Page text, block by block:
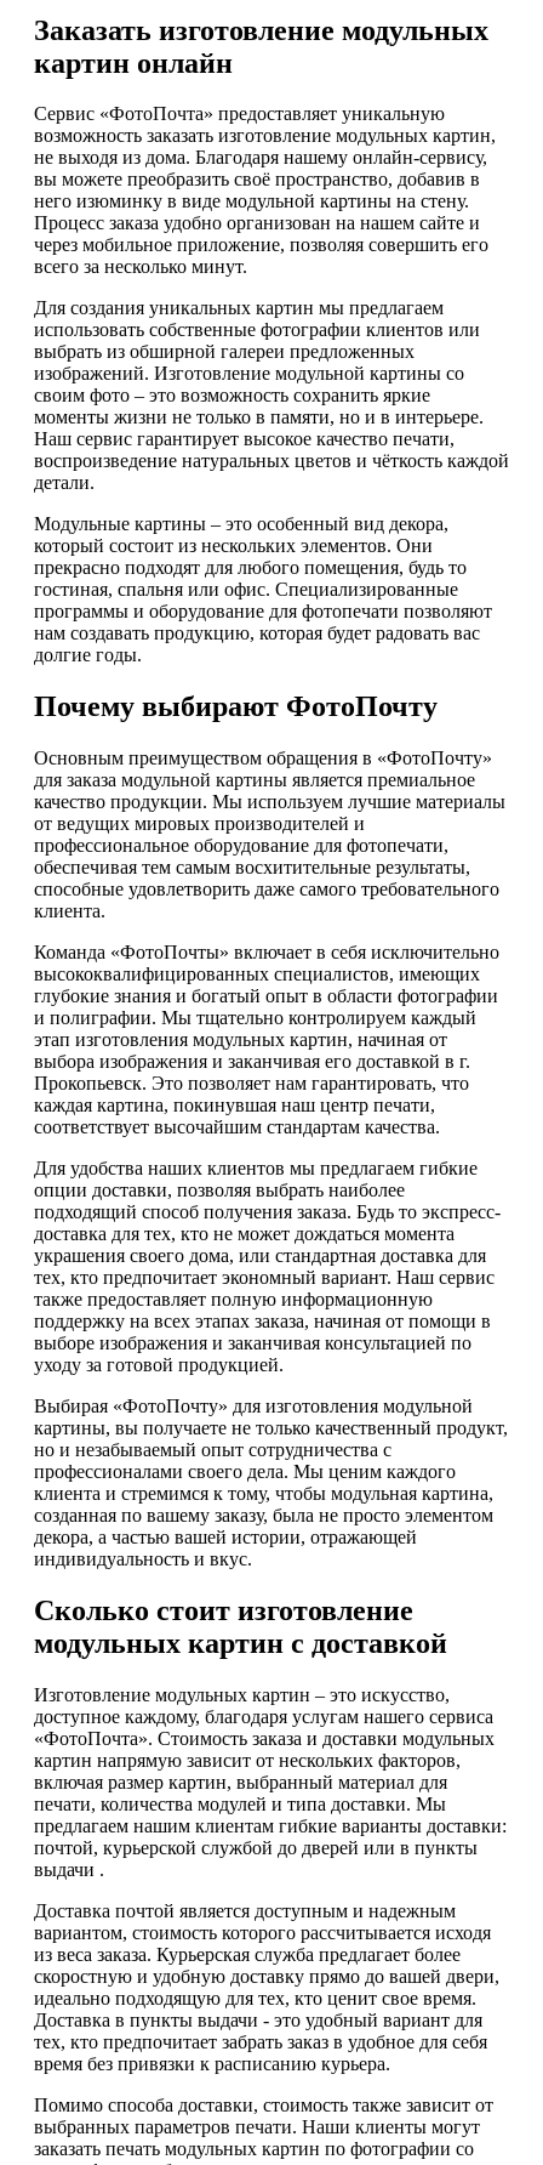
Заказать изготовление модульных
картин онлайн
Сервис «ФотоПочта» предоставляет уникальную
возможность заказать изготовление модульных картин,
не выходя из дома. Благодаря нашему онлайн-сервису,
вы можете преобразить своё пространство, добавив в
него изюминку в виде модульной картины на стену.
Процесс заказа удобно организован на нашем сайте и
через мобильное приложение, позволяя совершить его
всего за несколько минут.
Для создания уникальных картин мы предлагаем
использовать собственные фотографии клиентов или
выбрать из обширной галереи предложенных
изображений. Изготовление модульной картины со
своим фото – это возможность сохранить яркие
моменты жизни не только в памяти, но и в интерьере.
Наш сервис гарантирует высокое качество печати,
воспроизведение натуральных цветов и чёткость каждой
детали.
Модульные картины – это особенный вид декора,
который состоит из нескольких элементов. Они
прекрасно подходят для любого помещения, будь то
гостиная, спальня или офис. Специализированные
программы и оборудование для фотопечати позволяют
нам создавать продукцию, которая будет радовать вас
долгие годы.
Почему выбирают ФотоПочту
Основным преимуществом обращения в «ФотоПочту»
для заказа модульной картины является премиальное
качество продукции. Мы используем лучшие материалы
от ведущих мировых производителей и
профессиональное оборудование для фотопечати,
обеспечивая тем самым восхитительные результаты,
способные удовлетворить даже самого требовательного
клиента.
Команда «ФотоПочты» включает в себя исключительно
высококвалифицированных специалистов, имеющих
глубокие знания и богатый опыт в области фотографии
и полиграфии. Мы тщательно контролируем каждый
этап изготовления модульных картин, начиная от
выбора изображения и заканчивая его доставкой в г.
Прокопьевск. Это позволяет нам гарантировать, что
каждая картина, покинувшая наш центр печати,
соответствует высочайшим стандартам качества.
Для удобства наших клиентов мы предлагаем гибкие
опции доставки, позволяя выбрать наиболее
подходящий способ получения заказа. Будь то экспресс-
доставка для тех, кто не может дождаться момента
украшения своего дома, или стандартная доставка для
тех, кто предпочитает экономный вариант. Наш сервис
также предоставляет полную информационную
поддержку на всех этапах заказа, начиная от помощи в
выборе изображения и заканчивая консультацией по
уходу за готовой продукцией.
Выбирая «ФотоПочту» для изготовления модульной
картины, вы получаете не только качественный продукт,
но и незабываемый опыт сотрудничества с
профессионалами своего дела. Мы ценим каждого
клиента и стремимся к тому, чтобы модульная картина,
созданная по вашему заказу, была не просто элементом
декора, а частью вашей истории, отражающей
индивидуальность и вкус.
Сколько стоит изготовление
модульных картин с доставкой
Изготовление модульных картин – это искусство,
доступное каждому, благодаря услугам нашего сервиса
«ФотоПочта». Стоимость заказа и доставки модульных
картин напрямую зависит от нескольких факторов,
включая размер картин, выбранный материал для
печати, количества модулей и типа доставки. Мы
предлагаем нашим клиентам гибкие варианты доставки:
почтой, курьерской службой до дверей или в пункты
выдачи .
Доставка почтой является доступным и надежным
вариантом, стоимость которого рассчитывается исходя
из веса заказа. Курьерская служба предлагает более
скоростную и удобную доставку прямо до вашей двери,
идеально подходящую для тех, кто ценит свое время.
Доставка в пункты выдачи - это удобный вариант для
тех, кто предпочитает забрать заказ в удобное для себя
время без привязки к расписанию курьера.
Помимо способа доставки, стоимость также зависит от
выбранных параметров печати. Наши клиенты могут
заказать печать модульных картин по фотографии со